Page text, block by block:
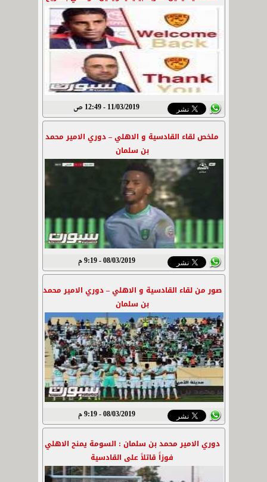
11/03/2019 - 12:49 ص
ملخص لقاء القادسية و الاهلي – دوري الامير محمد
بن سلمان
08/03/2019 - 9:19 م
صور من لقاء القادسية و الاهلي – دوري الامير محمد
بن سلمان
08/03/2019 - 9:19 م
دوري الامير محمد بن سلمان : السومة يمنح الاهلي
فوزاً قاتلاً على القادسية